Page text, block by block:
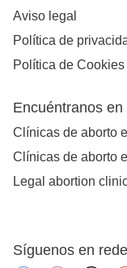
Aviso legal
Política de
Política de Cookies
Encuéntranos en
Clínicas de aborto
Clínicas de aborto
Legal abortion
Síguenos en